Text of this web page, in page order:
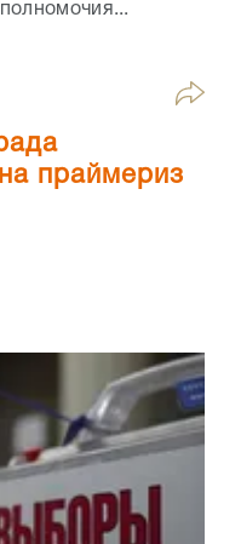
праймериз